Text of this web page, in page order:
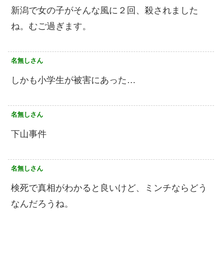
新潟で女の子がそんな風に２回、殺されました
ね。むご過ぎます。
名無しさん
しかも小学生が被害にあった…
名無しさん
下山事件
名無しさん
検死で真相がわかると良いけど、ミンチならどう
なんだろうね。